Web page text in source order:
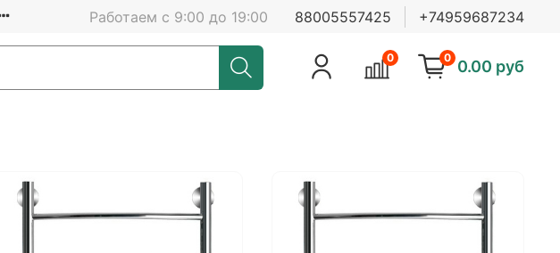
Работаем с 9:00 до 19:00 88005557425 +74959687234
0 0 0.00 руб